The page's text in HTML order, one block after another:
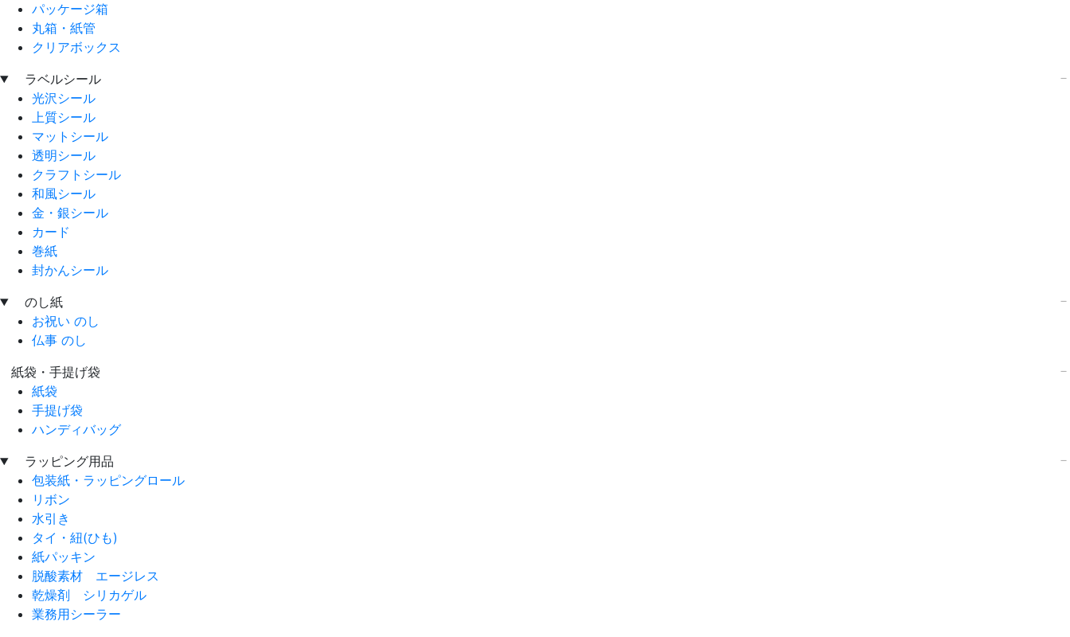
パッケージ箱
丸箱・紙管
クリアボックス
ラベルシール
光沢シール
上質シール
マットシール
透明シール
クラフトシール
和風シール
金・銀シール
カード
巻紙
封かんシール
のし紙
お祝い のし
仏事 のし
紙袋・手提げ袋
紙袋
手提げ袋
ハンディバッグ
ラッピング用品
包装紙・ラッピングロール
リボン
水引き
タイ・紐(ひも)
紙パッキン
脱酸素材 エージレス
乾燥剤 シリカゲル
業務用シーラー